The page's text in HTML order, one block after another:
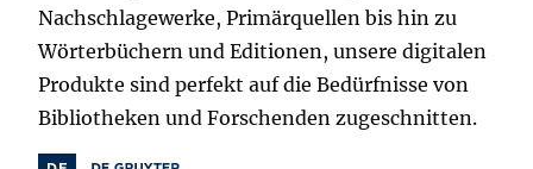
Nachschlagewerke, Primärquellen bis hin zu
Wörterbüchern und Editionen, unsere digitalen
Produkte sind perfekt auf die Bedürfnisse von
Bibliotheken und Forschenden zugeschnitten.